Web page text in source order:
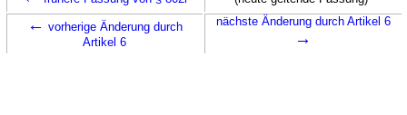
← vorherige Änderung durch
Artikel 6
nächste Änderung durch Artikel 6
→